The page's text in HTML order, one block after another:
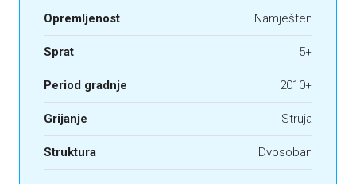
Opremljenost Namješten
Sprat 5+
Period gradnje 2010+
Grijanje Struja
Struktura Dvosoban